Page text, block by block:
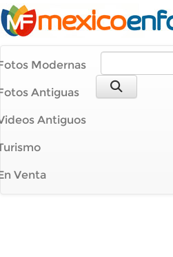
Modernas
Antiguas
Antiguos
Venta